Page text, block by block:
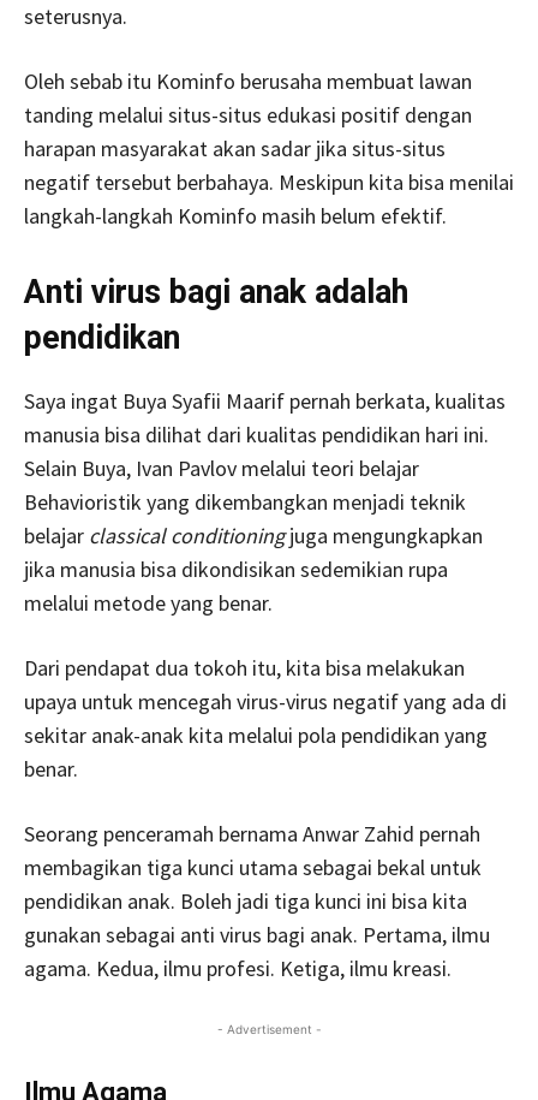
seterusnya.
Oleh sebab itu Kominfo berusaha membuat lawan
tanding melalui situs-situs edukasi positif dengan
harapan masyarakat akan sadar jika situs-situs
negatif tersebut berbahaya. Meskipun kita bisa menilai
langkah-langkah Kominfo masih belum efektif.
Anti virus bagi anak adalah
pendidikan
Saya ingat Buya Syafii Maarif pernah berkata, kualitas
manusia bisa dilihat dari kualitas pendidikan hari ini.
Selain Buya, Ivan Pavlov melalui teori belajar
Behavioristik yang dikembangkan menjadi teknik
belajar classical conditioningjuga mengungkapkan
jika manusia bisa dikondisikan sedemikian rupa
melalui metode yang benar.
Dari pendapat dua tokoh itu, kita bisa melakukan
upaya untuk mencegah virus-virus negatif yang ada di
sekitar anak-anak kita melalui pola pendidikan yang
benar.
Seorang penceramah bernama Anwar Zahid pernah
membagikan tiga kunci utama sebagai bekal untuk
pendidikan anak. Boleh jadi tiga kunci ini bisa kita
gunakan sebagai anti virus bagi anak. Pertama, ilmu
agama. Kedua, ilmu profesi. Ketiga, ilmu kreasi.
- Advertisement -
Ilmu Agama